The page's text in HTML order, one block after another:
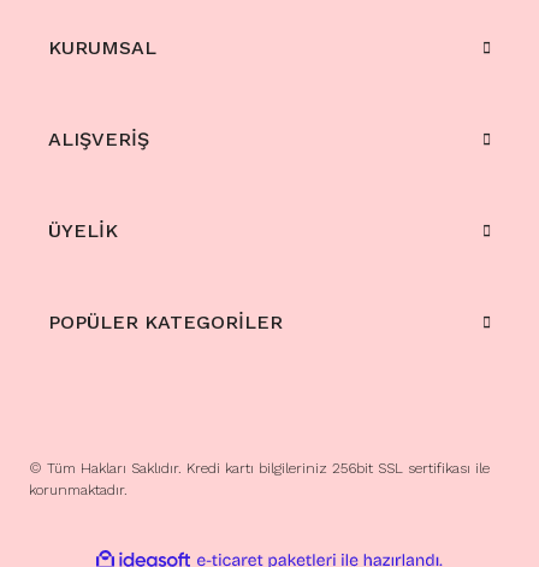
KURUMSAL
ALIŞVERİŞ
ÜYELİK
POPÜLER KATEGORİLER
© Tüm Hakları Saklıdır. Kredi kartı bilgileriniz 256bit SSL sertifikası ile
korunmaktadır.
ideasoft e-